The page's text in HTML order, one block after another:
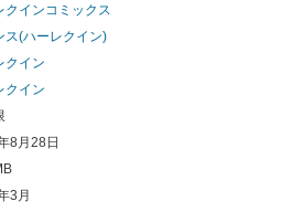
クインコミックス
ス(ハーレクイン)
クイン
クイン
8月28日
3月